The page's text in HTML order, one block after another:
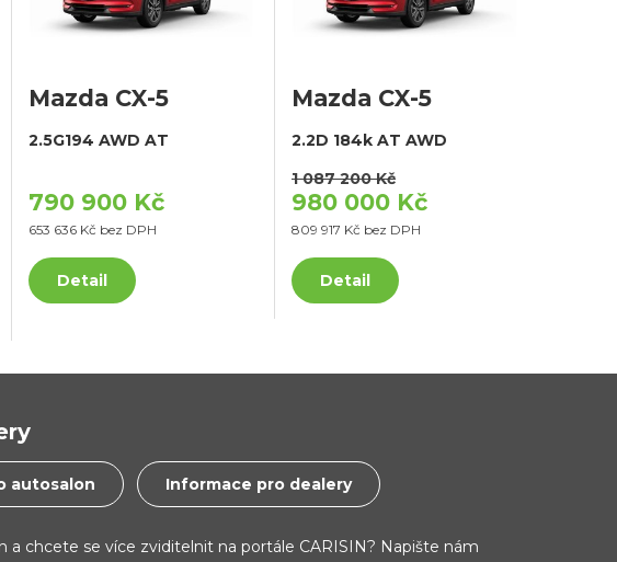
Mazda CX-5
2.5G194 AWD AT
790 900 Kč
653 636 Kč bez DPH
Detail
Mazda CX-5
2.2D 184k AT AWD
1 087 200 Kč
980 000 Kč
809 917 Kč bez DPH
Detail
autosalon Informace pro dealery
a chcete se více zviditelnit na portále CARISIN? Napište nám